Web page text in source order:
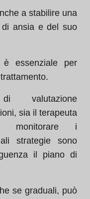
a stabilire una
ansia e del suo
essenziale per
valutazione
sia il terapeuta
monitorare i
strategie sono
il piano di
se graduali, può